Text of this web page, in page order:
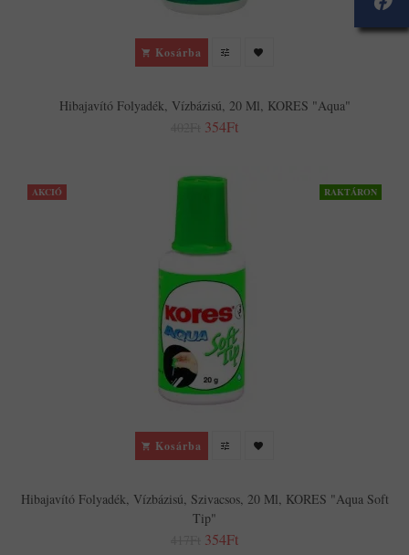
Kosárba
Hibajavító Folyadék, Vízbázisú, 20 Ml, KORES "Aqua"
354Ft
AKCIÓ RAKTÁRON
Kosárba
Hibajavító Folyadék, Vízbázisú, Szivacsos, 20 Ml, KORES "Aqua Soft
Tip"
354Ft